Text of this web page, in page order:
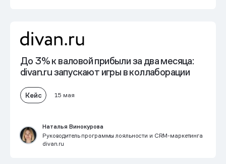
До 3% к валовой прибылиза два месяца:
divan.ru запускают игры в коллаборации
Кейс 15 мая
Наталья Винокурова
Руководитель программы лояльности и CRM-маркетинга
divan.ru